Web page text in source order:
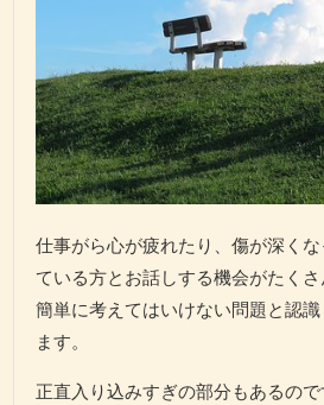
仕事がら心が疲れたり、傷が深く
ている方とお話しする機会がたくさ
簡単に考えてはいけない問題と認
ます。
正直入り込みすぎの部分もあるの